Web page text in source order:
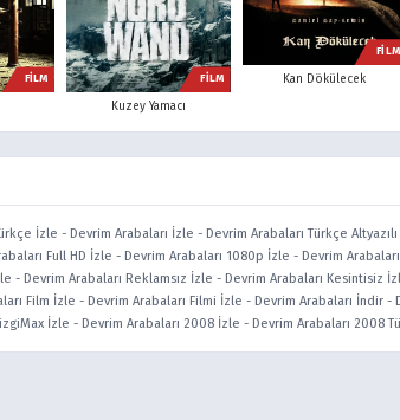
FİLM FİLM
Kuzey Yamacı
FİLM
Kan Dökülecek
İzle - Devrim Arabaları İzle - Devrim Arabaları Türkçe
Full HD İzle - Devrim Arabaları 1080p İzle - Devrim
- Devrim Arabaları Reklamsız İzle - Devrim Arabaları Kesintisiz
Film İzle - Devrim Arabaları Filmi İzle - Devrim Arabaları İndir -
İzle - Devrim Arabaları 2008 İzle - Devrim Arabaları 2008